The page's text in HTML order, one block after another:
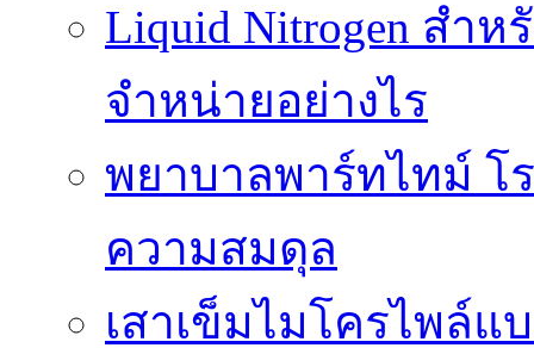
Liquid Nitrogen สำ
จำหน่ายอย่างไร
พยาบาลพาร์ทไทม์ โ
ความสมดุล
เสาเข็มไมโครไพล์